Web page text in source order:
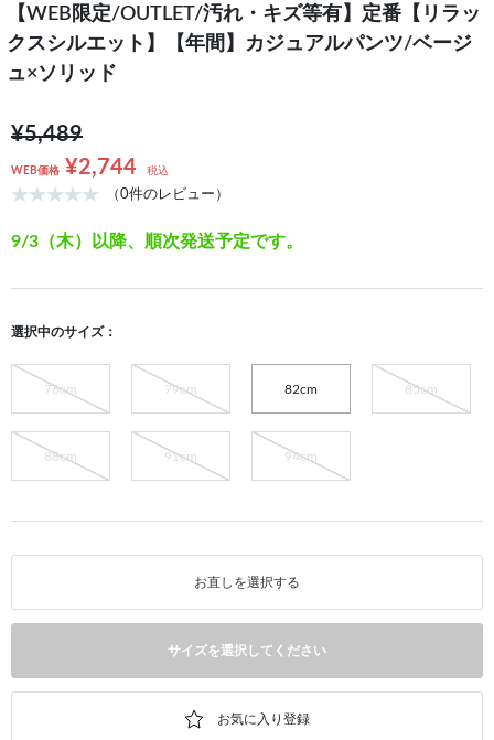
【WEB限定/OUTLET/汚れ・キズ等有】定番【リラッ
クスシルエット】【年間】カジュアルパンツ/ベージ
ュ×ソリッド
¥5,489
WEB価格 ¥2,744 税込
（0件のレビュー）
9/3（木）以降、順次発送予定です。
選択中のサイズ：
76cm 79cm 82cm 85cm
88cm 91cm 94cm
お直しを選択する
サイズを選択してください